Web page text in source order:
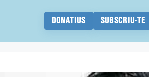
DONATIUS SUBSCRIU-TE